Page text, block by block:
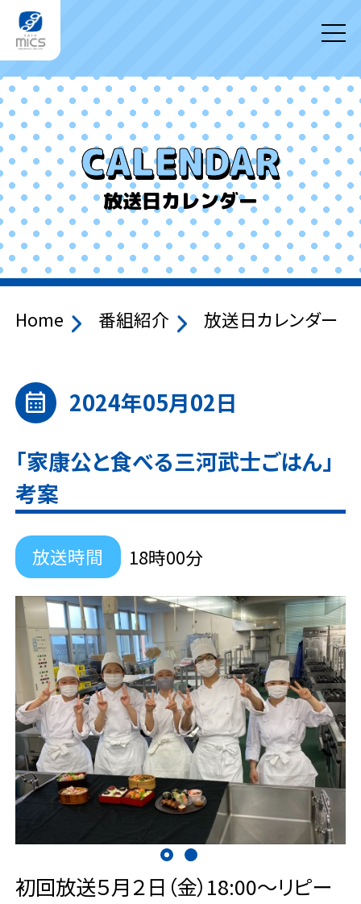
CALENDAR
放送日カレンダー
Home 番組紹介 放送日カレンダー
calendar_month
2024年05月02日
「家康公と食べる三河武士ごはん」
考案
放送時間 18時00分
初回放送５月２日（金）18:00～リピー